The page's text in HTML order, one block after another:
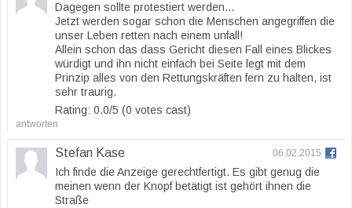
Dagegen sollte protestiert werden…
Jetzt werden sogar schon die Menschen angegriffen die
unser Leben retten nach einem unfall!
Allein schon das dass Gericht diesen Fall eines Blickes
würdigt und ihn nicht einfach bei Seite legt mit dem
Prinzip alles von den Rettungskräften fern zu halten, ist
sehr traurig.
Rating: 0.0/5 (0 votes cast)
antworten
Stefan Kase 06.02.2015
Ich finde die Anzeige gerechtfertigt. Es gibt genug die
meinen wenn der Knopf betätigt ist gehört ihnen die
Straße